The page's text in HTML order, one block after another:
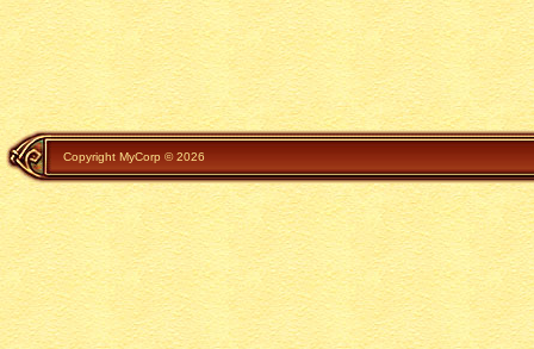
Copyright MyCorp © 2026